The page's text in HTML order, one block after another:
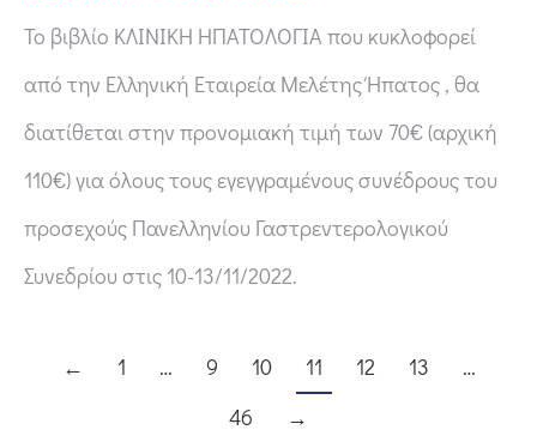
Το βιβλίο ΚΛΙΝΙΚΗ ΗΠΑΤΟΛΟΓΙΑ που κυκλοφορεί
από την Ελληνική Εταιρεία Μελέτης Ήπατος , θα
διατίθεται στην προνομιακή τιμή των 70€ (αρχική
110€) για όλους τους εγεγγραμένους συνέδρους του
προσεχούς Πανελληνίου Γαστρεντερολογικού
Συνεδρίου στις 10-13/11/2022.
← 1 … 9 10 11 12 13
…
46
→